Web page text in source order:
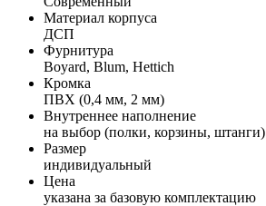
Материал корпуса
ДСП
Фурнитура
Boyard, Blum, Hettich
Кромка
ПВХ (0,4 мм, 2 мм)
Внутреннее наполнение
на выбор (полки, корзины, штанги)
Размер
индивидуальный
Цена
указана за базовую комплектацию